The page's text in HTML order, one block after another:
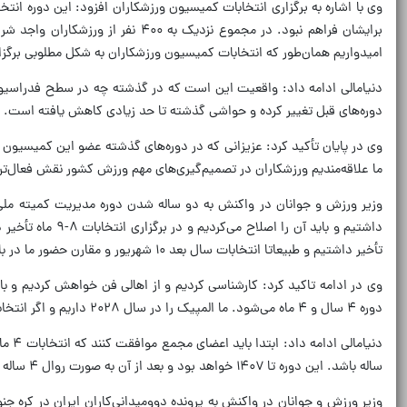
وی با اشاره به برگزاری انتخابات کمیسیون ورزشکاران افزود: این
برایشان فراهم نبود. در
امیدواریم همان‌طور که انتخابات کمیسیون ورزشکاران به شکل مطلوبی
دنیامالی ادامه داد: واقعیت این است که در گذشته چه در سطح
دوره‌های قبل تغییر کرده و حواشی گذشته تا حد زیادی کاهش یافته است.
وی در پایان تأکید کرد: عزیزانی که در دوره‌های گذشته عضو این
ما علاقه‌مندیم ورزشکاران در تصمیم‌گیری‌های مهم ورزش کشور نقش
تأخیر داشتیم و طبیعاتا انتخابات سال بعد ۱۰ شهریور و مقارن حضور ما در بازی‌های آسیایی است که برای ما بسیار مهم است. بعد از آن المپیک جوانان را داریم.
دوره ۴ سال و ۴ ماه می‌شود. ما المپیک را در سال ۲۰۲۸ داریم و اگر انتخابات برگزار شود دوره جدید و هیأت اجرایی دو ساله می‌شود و باید مصوبه مجمع را داشته باشیم.
ساله باشد. این دوره تا ۱۴۰۷ خواهد بود و بعد از آن به صورت روال ۴ ساله خواهد بود. خیلی از دوستانی که متوجه شدند حمایت کردند. تصمیم مدیریت درستی است و به نفع ورزش کشور است.
وزیر ورزش و جوانان در واکنش به پرونده دوومیدانی‌کاران ایران در کره